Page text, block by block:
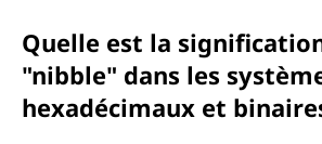
Quelle est la
"nibble" dans les
hexadécimaux et